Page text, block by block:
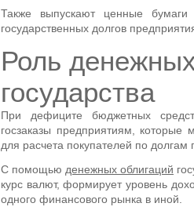
Также выпускают ценные бумаги
государственных долгов
Роль
государства
При дефиците бюджетных
госзаказы предприятиям, которые
для расчета покупателей по долгам
С помощью денежных облигаций
курс валют, формирует уровень
одного финансового рынка в иной.